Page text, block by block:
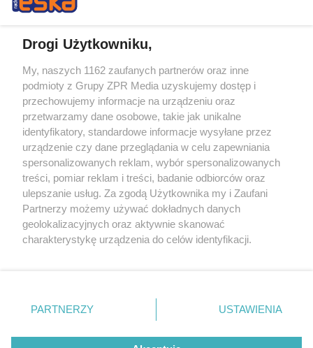
Żaden utwór zamieszczony w serwisie nie może być powielany i
rozpowszechniany lub dalej rozpowszechniany w jakikolwiek sposób (w
tym także elektroniczny lub mechaniczny) na jakimkolwiek polu
eksploatacji w jakiejkolwiek formie, włącznie z umieszczaniem w
Internecie bez pisemnej zgody właściciela praw. Jakiekolwiek użycie lub
wykorzystanie utworów w całości lub w części z naruszeniem prawa,
tzn. bez właściwej zgody, jest zabronione pod groźbą kary i może być
ścigane prawnie.
© 2026 Grupa ZPR Media
Drogi Użytkowniku,
My, naszych 1162 zaufanych partnerów oraz inne
podmioty z Grupy ZPR Media uzyskujemy dostęp i
przechowujemy informacje na urządzeniu oraz
przetwarzamy dane osobowe, takie jak unikalne
identyfikatory, standardowe informacje wysyłane przez
urządzenie czy dane przeglądania w celu zapewniania
spersonalizowanych reklam, wybór spersonalizowanych
treści, pomiar reklam i treści, badanie odbiorców oraz
ulepszanie usług. Za zgodą Użytkownika my i Zaufani
Partnerzy możemy używać dokładnych danych
geolokalizacyjnych oraz aktywnie skanować
charakterystykę urządzenia do celów identyfikacji.
zmienić/wycofać klikając przycisk ustawień prywatności
znajdujący się w lewym dolnym rogu strony
rodzaje przetwarzania danych nie wymagają zgody
PARTNERZY USTAWIENIA